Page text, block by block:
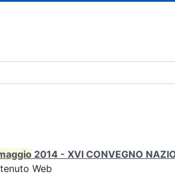
2014 - XVI CONVEGNO
Web